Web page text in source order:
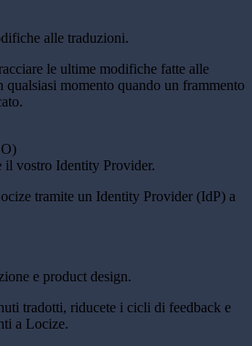
alle traduzioni.
le ultime modifiche fatte alle
momento quando un frammento
il vostro Identity Provider.
tramite un Identity Provider (IdP) a
e product design.
tradotti, riducete i cicli di feedback e
a Locize.